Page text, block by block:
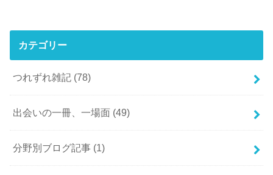
カテゴリー
つれずれ雑記 (78)
出会いの一冊、一場面 (49)
分野別ブログ記事 (1)